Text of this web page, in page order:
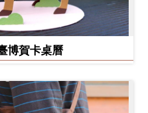
博賀卡桌曆